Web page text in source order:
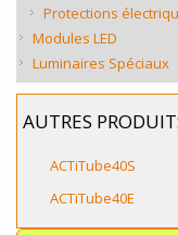
Protections
Modules LED
Luminaires Spéciaux
AUTRES
ACTiTube40S
ACTiTube40E